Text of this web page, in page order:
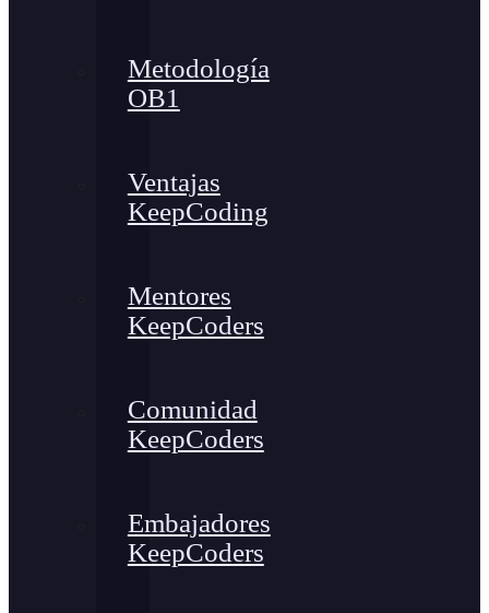
Metodología
OB1
Ventajas
KeepCoding
Mentores
KeepCoders
Comunidad
KeepCoders
Embajadores
KeepCoders